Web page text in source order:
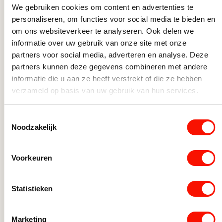
We gebruiken cookies om content en advertenties te
personaliseren, om functies voor social media te bieden en
om ons websiteverkeer te analyseren. Ook delen we
informatie over uw gebruik van onze site met onze
partners voor social media, adverteren en analyse. Deze
partners kunnen deze gegevens combineren met andere
informatie die u aan ze heeft verstrekt of die ze hebben
verzameld op basis van uw gebruik van hun services.
Noodzakelijk
Voorkeuren
Statistieken
Marketing
Doorsnede Ø (cm) 23
Fitting Geïntegreerd
Inclusief dimmer Nee, zonder dimmer
Hoogte (cm) 500
Aanbieding Ja
Goedgekeurd IP40
Hanglampen slaapkamer
Hanglampen voor kantoor
Luxe Hanglampen
Moderne hanglampen
Ronde Hanglampen
Smoke Glas Hanglampen
Keukenlampen
Slaapkamerlampen
Videlampen in de aanbieding bij Straluma
Videverlichting
Meer uit deze serie